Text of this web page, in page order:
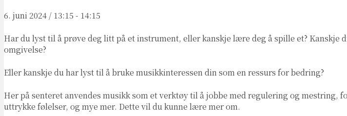
6. juni 2024 / 13:15 - 14:15
Har du lyst til å prøve deg litt på et instrument, eller kanskje lære deg å spille et? Kanskje
omgivelse?
Eller kanskje du har lyst til å bruke musikkinteressen din som en ressurs for bedring?
Her på senteret anvendes musikk som et verktøy til å jobbe med regulering og
uttrykke følelser, og mye mer. Dette vil du kunne lære mer om.